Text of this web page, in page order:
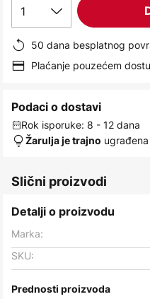
1
50 dana besplatnog
Plaćanje pouzećem
Podaci o dostavi
Rok isporuke: 8 - 12 dana
Žarulja je trajno ugrađena
Slični proizvodi
Detalji o proizvodu
Marka:
SKU:
Prednosti proizvoda